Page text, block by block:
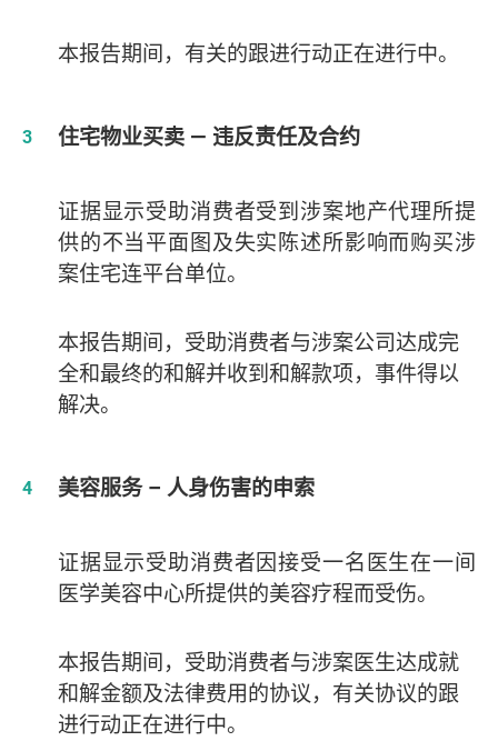
本报告期间，有关的跟进行动正在进行中。
住宅物业买卖 — 违反责任及合约
证据显示受助消费者受到涉案地产代理所提
供的不当平面图及失实陈述所影响而购买涉
案住宅连平台单位。
本报告期间，受助消费者与涉案公司达成完
全和最终的和解并收到和解款项，事件得以
解决。
美容服务 – 人身伤害的申索
证据显示受助消费者因接受一名医生在一间
医学美容中心所提供的美容疗程而受伤。
本报告期间，受助消费者与涉案医生达成就
和解金额及法律费用的协议，有关协议的跟
进行动正在进行中。